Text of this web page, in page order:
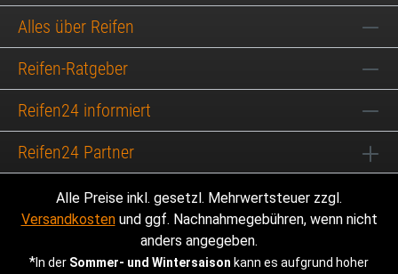
Alles über Reifen
Reifen-Ratgeber
Reifen24 informiert
Reifen24 Partner
Alle Preise inkl. gesetzl. Mehrwertsteuer zzgl.
Versandkostenund ggf. Nachnahmegebühren, wenn nicht
anders angegeben.
*In der Sommer- und Wintersaison kann es aufgrund hoher